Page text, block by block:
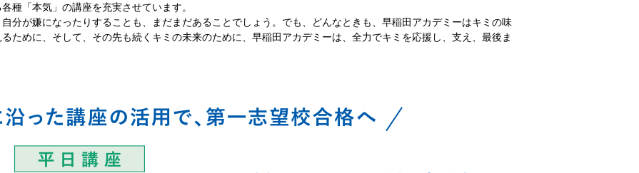
種「本気」の講座を充実させています。
分が嫌になったりすることも、まだまだあることでしょう。でも、どんなときも、早稲田アカデミーはキミの味
ために、そして、その先も続くキミの未来のために、早稲田アカデミーは、全力でキミを応援し、支え、最後ま